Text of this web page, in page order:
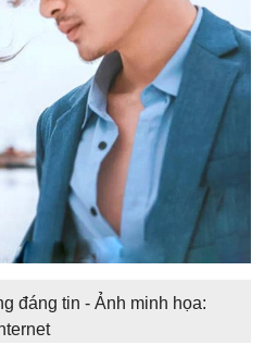
đáng tin - Ảnh minh họa: